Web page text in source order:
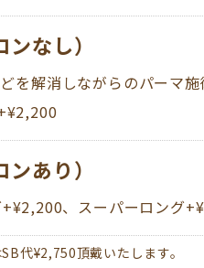
なし）
を解消しながらのパーマ施
あり）
、スーパーロング
代¥2,750頂戴いたします。